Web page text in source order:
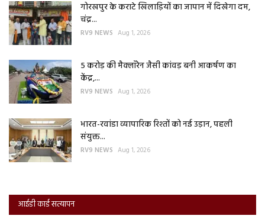
गोरखपुर के कराटे खिलाड़ियों का जापान में दिखेगा दम,
चंद्र...
RV9 NEWS Aug 1, 2026
5 करोड़ की मैक्लॉरेन जैसी कांवड़ बनी आकर्षण का
केंद्र,...
RV9 NEWS Aug 1, 2026
भारत-रवांडा व्यापारिक रिश्तों को नई उड़ान, पहली
संयुक्त...
RV9 NEWS Aug 1, 2026
आईडी कार्ड सत्यापन